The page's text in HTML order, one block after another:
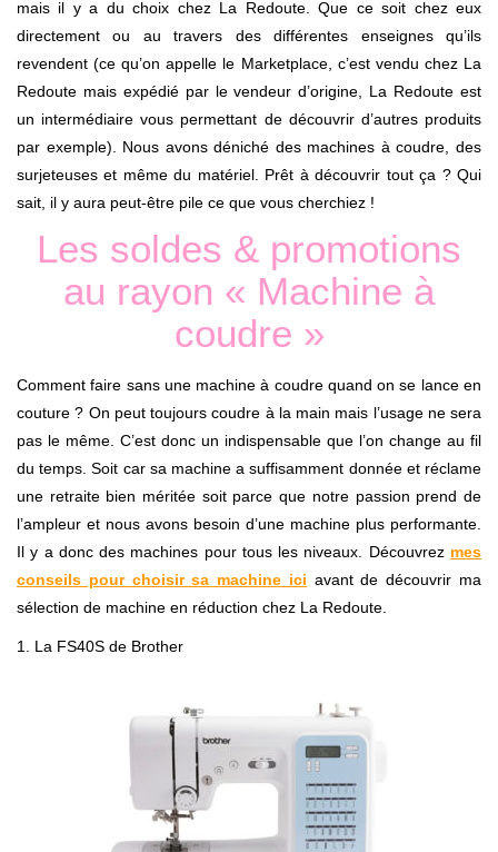
mais il y a du choix chez La Redoute. Que ce soit chez eux
directement ou au travers des différentes enseignes qu’ils
revendent (ce qu’on appelle le Marketplace, c’est vendu chez La
Redoute mais expédié par le vendeur d’origine, La Redoute est
un intermédiaire vous permettant de découvrir d’autres produits
par exemple). Nous avons déniché des machines à coudre, des
surjeteuses et même du matériel. Prêt à découvrir tout ça ? Qui
sait, il y aura peut-être pile ce que vous cherchiez !
Les soldes & promotions
au rayon « Machine à
coudre »
Comment faire sans une machine à coudre quand on se lance en
couture ? On peut toujours coudre à la main mais l’usage ne sera
pas le même. C’est donc un indispensable que l’on change au fil
du temps. Soit car sa machine a suffisamment donnée et réclame
une retraite bien méritée soit parce que notre passion prend de
l’ampleur et nous avons besoin d’une machine plus performante.
Il y a donc des machines pour tous les niveaux. Découvrez mes
conseils pour choisir sa machine ici avant de découvrir ma
sélection de machine en réduction chez La Redoute.
1. La FS40S de Brother